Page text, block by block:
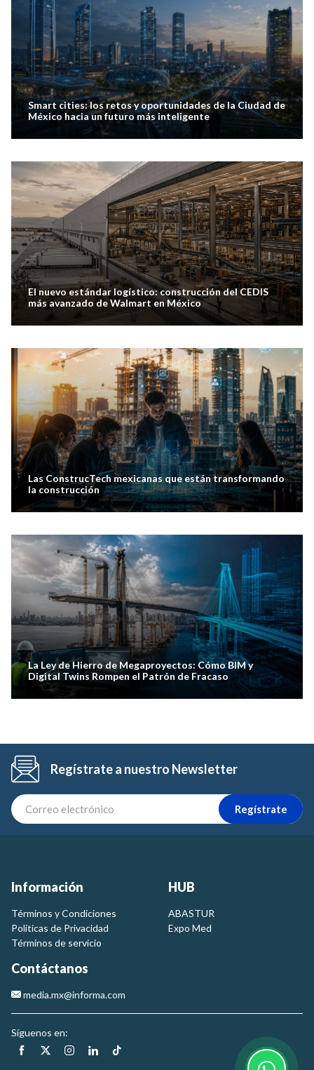
Smart cities: los retos y oportunidades de la Ciudad de
México hacia un futuro más inteligente
El nuevo estándar logístico: construcción del CEDIS
más avanzado de Walmart en México
Las ConstrucTech mexicanas que están transformando
la construcción
La Ley de Hierro de Megaproyectos: Cómo BIM y
Digital Twins Rompen el Patrón de Fracaso
Regístrate a nuestro Newsletter
Regístrate
Información
Términos y Condiciones
Politicas de Privacidad
Términos de servicio
HUB
ABASTUR
Expo Med
Contáctanos
media.mx@informa.com
Síguenos en: